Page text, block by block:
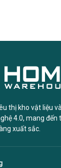
thị kho vật liệu
4.0, mang đến
xuất sắc.